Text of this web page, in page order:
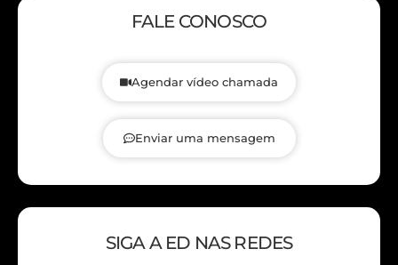
FALE CONOSCO
Agendar vídeo chamada
Enviar uma mensagem
SIGA A ED NAS REDES